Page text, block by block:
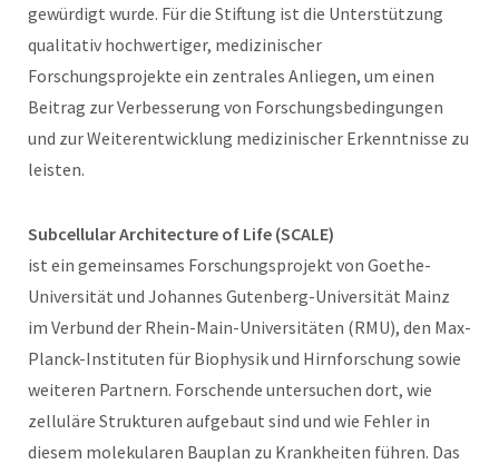
gewürdigt wurde. Für die Stiftung ist die Unterstützung
qualitativ hochwertiger, medizinischer
Forschungsprojekte ein zentrales Anliegen, um einen
Beitrag zur Verbesserung von Forschungsbedingungen
und zur Weiterentwicklung medizinischer Erkenntnisse zu
leisten.
Subcellular Architecture of Life (SCALE)
ist ein gemeinsames Forschungsprojekt von Goethe-
Universität und Johannes Gutenberg-Universität Mainz
im Verbund der Rhein-Main-Universitäten (RMU), den Max-
Planck-Instituten für Biophysik und Hirnforschung sowie
weiteren Partnern. Forschende untersuchen dort, wie
zelluläre Strukturen aufgebaut sind und wie Fehler in
diesem molekularen Bauplan zu Krankheiten führen. Das